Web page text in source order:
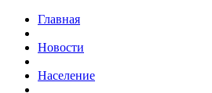
Главная
Новости
Население